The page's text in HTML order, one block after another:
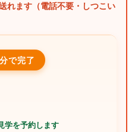
れます（電話不要・しつこい
で完了
学を予約します